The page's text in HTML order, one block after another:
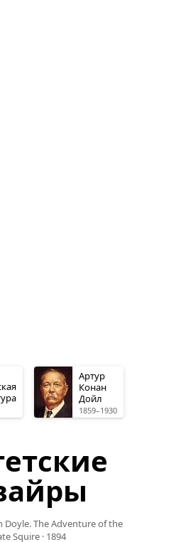
Артур
Конан
Дойл
1859–1930
Doyle. The Adventure of the
Squire· 1894